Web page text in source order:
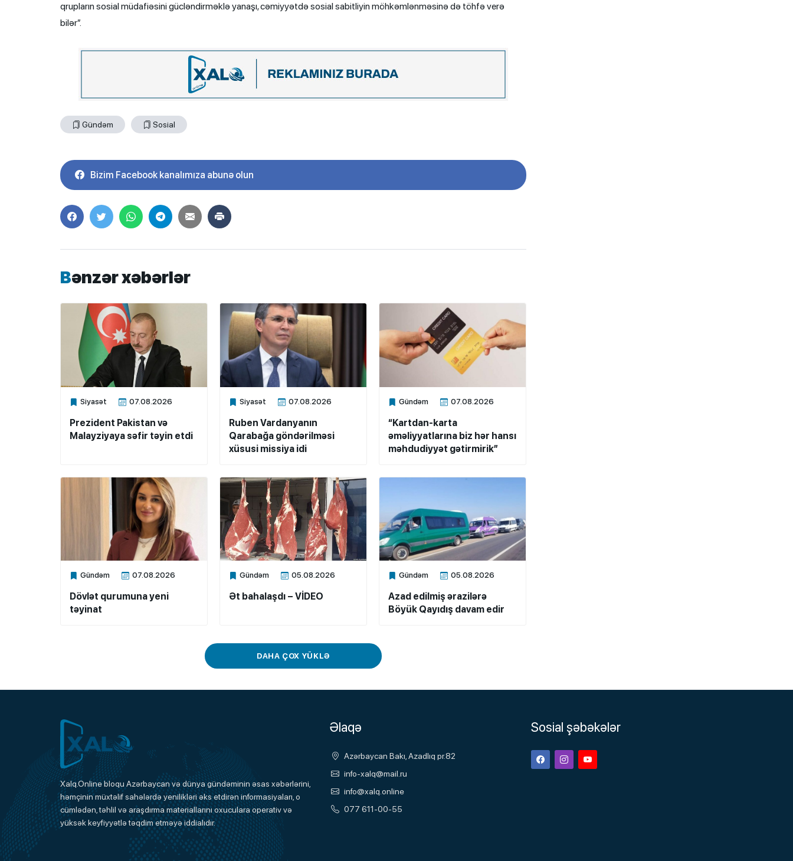
qrupların sosial müdafiəsini gücləndirməklə yanaşı, cəmiyyətdə sosial sabitliyin möhkəmlənməsinə də töhfə verə
bilər”.
Gündəm Sosial
Bizim Facebook kanalımıza abunə olun
Bənzər xəbərlər
Siyasət 07.08.2026
Xalq.Online
Prezident Pakistan və
Malayziyaya səfir təyin etdi
Siyasət 07.08.2026
Xalq.Online
Ruben Vardanyanın
Qarabağa göndərilməsi
xüsusi missiya idi
Gündəm 07.08.2026
Xalq.Online
“Kartdan-karta
əməliyyatlarına biz hər hansı
məhdudiyyət gətirmirik”
Gündəm 07.08.2026
Xalq.Online
Dövlət qurumuna yeni
təyinat
Gündəm 05.08.2026
Xalq.Online
Ət bahalaşdı – VİDEO
Gündəm 05.08.2026
Xalq.Online
Azad edilmiş ərazilərə
Böyük Qayıdış davam edir
DAHA ÇOX YÜKLƏ
Xalq.Online
Onlayn Platforma
Xalq.Online bloqu Azərbaycan və dünya gündəminin əsas xəbərlərini,
həmçinin müxtəlif sahələrdə yenilikləri əks etdirən informasiyaları, o
cümlədən, təhlil və araşdırma materiallarını oxuculara operativ və
yüksək keyfiyyətlə təqdim etməyə iddialıdır.
Əlaqə
Azərbaycan Bakı, Azadlıq pr.82
info-xalq@mail.ru
info@xalq.online
077 611-00-55
Sosial şəbəkələr
FacebookInstagramYoutube